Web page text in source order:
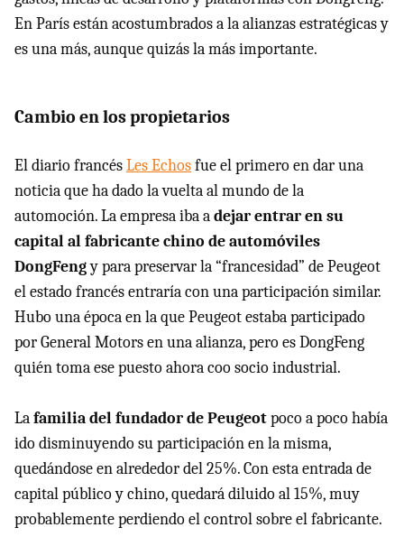
En París están acostumbrados a la alianzas estratégicas y
es una más, aunque quizás la más importante.
Cambio en los propietarios
El diario francésLes Echosfue el primero en dar una
noticia que ha dado la vuelta al mundo de la
automoción. La empresa iba adejar entrar en su
capital al fabricante chino de automóviles
DongFengy para preservar la “francesidad” de Peugeot
el estado francés entraría con una participación similar.
Hubo una época en la que Peugeot estaba participado
por General Motors en una alianza, pero es DongFeng
quién toma ese puesto ahora coo socio industrial.
Lafamilia del fundador de Peugeotpoco a poco había
ido disminuyendo su participación en la misma,
quedándose en alrededor del 25%. Con esta entrada de
capital público y chino, quedará diluido al 15%, muy
probablemente perdiendo el control sobre el fabricante.